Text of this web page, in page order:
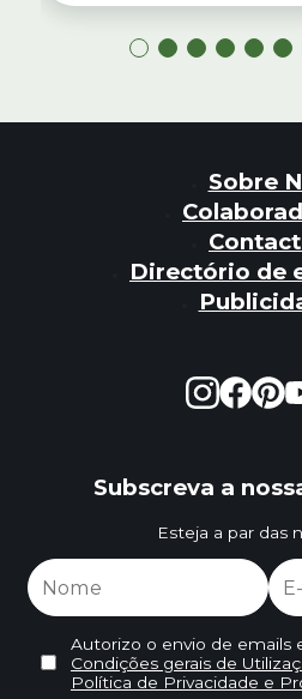
Sobre
Directório de
Subscreva a
Esteja a par das
Autorizo o envio de emails
Condições gerais de
Política de Privacidade e